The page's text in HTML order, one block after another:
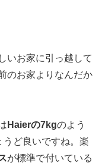
いお家に引っ越して
のお家よりなんだか
Haierの7kgのよう
ど良いですね。楽
が標準で付いている